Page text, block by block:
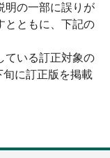
明の一部に誤りが
とともに、下記の
ている訂正対象の
に訂正版を掲載